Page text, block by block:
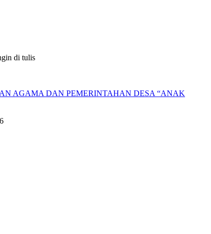
di tulis
AGAMA DAN PEMERINTAHAN DESA “ANAK